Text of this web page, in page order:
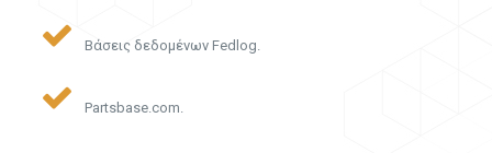
Bάσεις δεδομένων Fedlog.
Partsbase.com.